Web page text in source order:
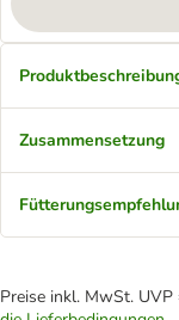
Zusammensetzung
Preise inkl. MwSt.